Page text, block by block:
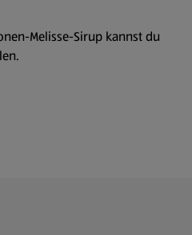
Melisse-Sirup kannst du